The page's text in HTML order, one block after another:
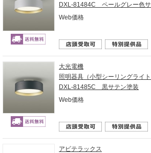
DXL-81484C ペールグレー色サ
Web価格
大光電機
照明器具（小型シーリングライト
DXL-81485C 黒サテン塗装
Web価格
アビテラックス